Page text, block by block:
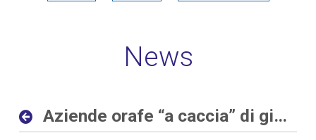
digitali che tradizionali -
News
Aziende orafe “a caccia” di giovani sia con competenze digitali che tradizionali